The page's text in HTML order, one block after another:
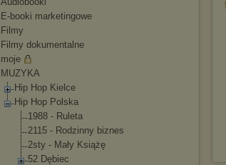
E-booki marketingowe
Filmy
Filmy dokumentalne
moje
MUZYKA
Hip Hop Kielce
Hip Hop Polska
1988 - Ruleta
2115 - Rodzinny biznes
2sty - Mały Książę
52 Dębiec